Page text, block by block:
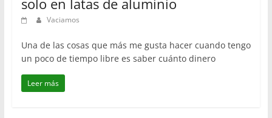
Vaciamos
Una de las cosas que más me gusta hacer cuando tengo
un poco de tiempo libre es saber cuánto dinero
Leer más